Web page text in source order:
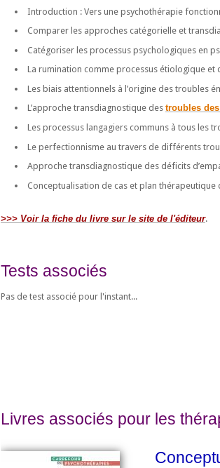
Introduction : Vers une psychothérapie
Comparer les approches catégorielle et
Catégoriser les processus psychologiques en
La rumination comme processus étiologique
Les biais attentionnels à l’origine des troubles
L’approche transdiagnostique des troubles
Les processus langagiers communs à tous les
Le perfectionnisme au travers de différents
Approche transdiagnostique des déficits
Conceptualisation de cas et plan
>>> Voir la fiche du livre sur le site de l'éditeur.
Tests associés
Pas de test associé pour l'instant...
Livres associés pour les